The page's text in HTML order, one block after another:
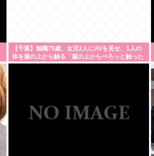
【千葉】無職75歳、女児2人にAVを見せ、1人の
体を服の上から触る「服の上からぺろっと触った
と思う」